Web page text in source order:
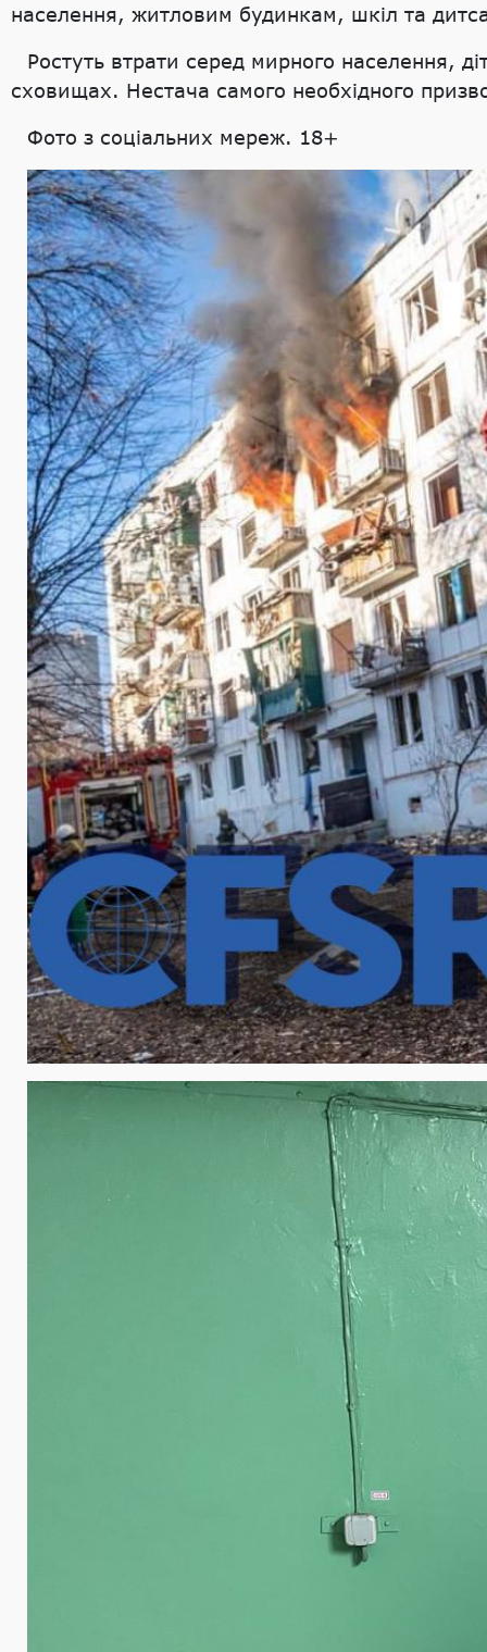
населення, житловим будинкам, шкіл та
Ростуть втрати серед мирного населення,
сховищах. Нестача самого необхідного
Фото з соціальних мереж. 18+